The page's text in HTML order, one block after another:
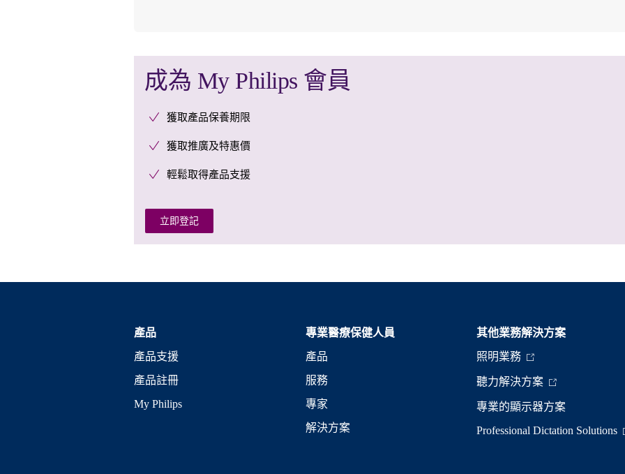
成為 My Philips 會員
獲取產品保養期限
獲取推廣及特惠價
輕鬆取得產品支援
立即登記
產品
產品支援
產品註冊
My Philips
專業醫療保健人員
產品
服務
專家
解決方案
其他業務解決方案​
照明業務
聽力解決方案
專業的顯示器方案
Professional Dictation Solutions